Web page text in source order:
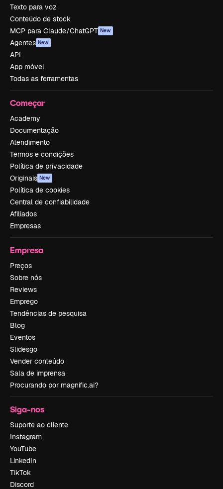
Texto para voz
Conteúdo de stock
MCP para Claude/ChatGPT New
Agentes New
API
App móvel
Todas as ferramentas
Começar
Academy
Documentação
Atendimento
Termos e condições
Política de privacidade
Originais New
Política de cookies
Central de confiabilidade
Afiliados
Empresas
Empresa
Preços
Sobre nós
Reviews
Emprego
Tendências de pesquisa
Blog
Eventos
Slidesgo
Vender conteúdo
Sala de imprensa
Procurando por magnific.ai?
Siga-nos
Suporte ao cliente
Instagram
YouTube
LinkedIn
TikTok
Discord